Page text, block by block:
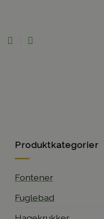
Produktkategorier
Fontener
Fuglebad